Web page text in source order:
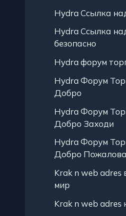
Hydra Ссылка
Hydra Ссылка
безопасно
Hydra форум
Hydra Форум
Добро
Hydra Форум
Добро Заходи
Hydra Форум
Добро
Krak n web
мир
Krak n web adres